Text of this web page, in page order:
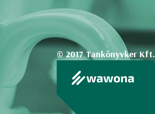
© 2017 Tankönyvker Kft.